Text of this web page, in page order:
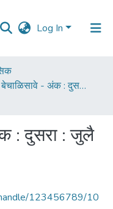
Log In
१५२ वर्ष बेचाळिसावे - अंक : दुसरा : जुलै २००७
: दुसरा : जुलै
123456789/10